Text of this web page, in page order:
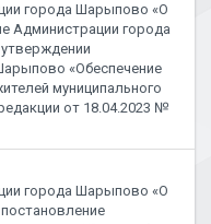
города Шарыпово «О
Администрации города
«Обеспечение
муниципального
от 18.04.2023 №
города Шарыпово «О